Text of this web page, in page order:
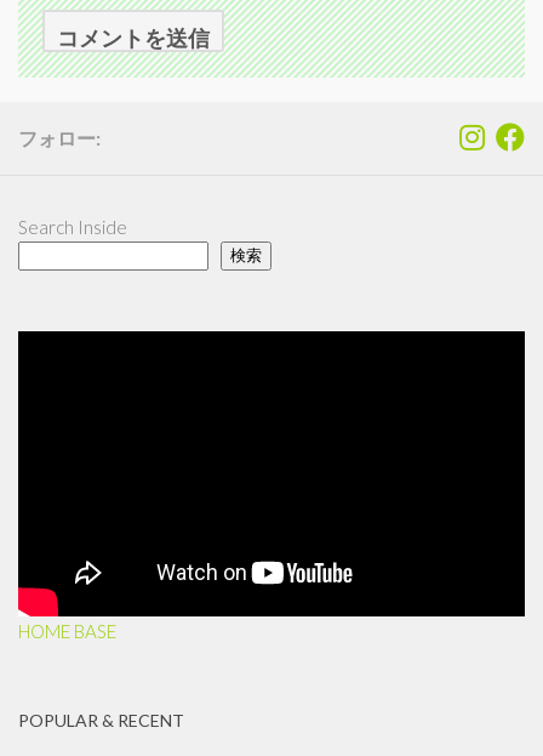
フォロー:
Search Inside
検索
HOME BASE
POPULAR & RECENT